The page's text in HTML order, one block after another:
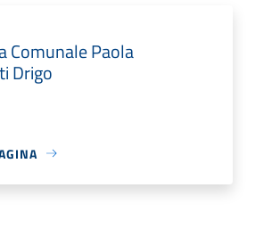
Comunale Paola
Drigo